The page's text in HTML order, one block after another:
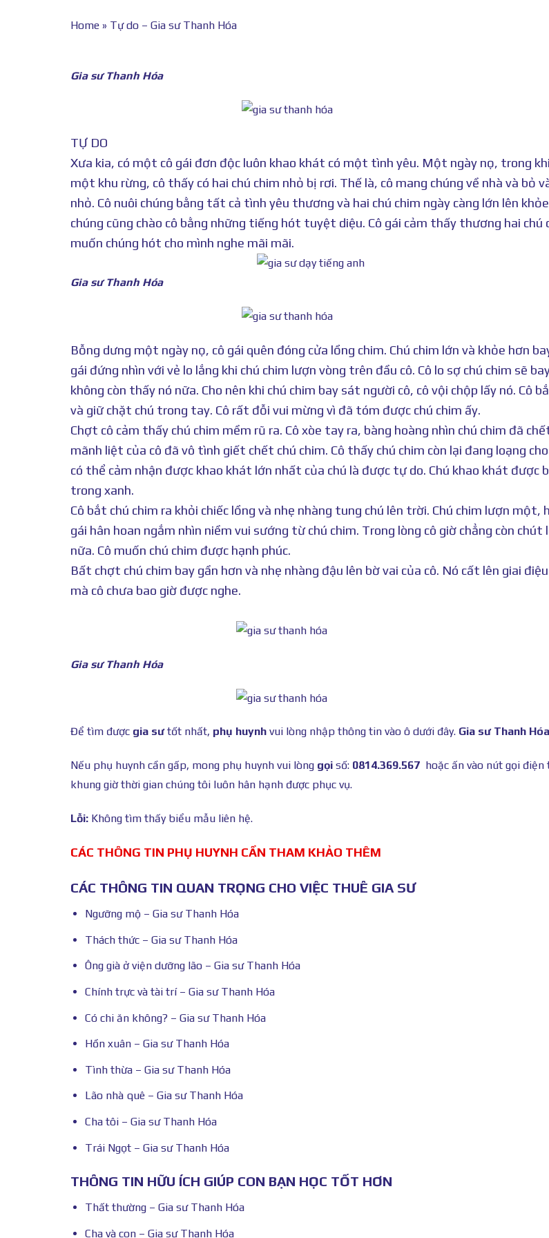
Home » Tự do – Gia sư Thanh Hóa
Gia sư Thanh Hóa
TỰ DO
Xưa kia, có một cô gái đơn độc luôn khao khát có một tình yêu. Một ngày nọ, trong
một khu rừng, cô thấy có hai chú chim nhỏ bị rơi. Thế là, cô mang chúng về nhà và bỏ
nhỏ. Cô nuôi chúng bằng tất cả tình yêu thương và hai chú chim ngày càng lớn lên
chúng cũng chào cô bằng những tiếng hót tuyệt diệu. Cô gái cảm thấy thương hai chú
muốn chúng hót cho mình nghe mãi mãi.
Gia sư Thanh Hóa
Bỗng dưng một ngày nọ, cô gái quên đóng cửa lồng chim. Chú chim lớn và khỏe hơn
gái đứng nhìn với vẻ lo lắng khi chú chim lượn vòng trên đầu cô. Cô lo sợ chú chim sẽ
không còn thấy nó nữa. Cho nên khi chú chim bay sát người cô, cô vội chộp lấy nó. Cô
và giữ chặt chú trong tay. Cô rất đỗi vui mừng vì đã tóm được chú chim ấy.
Chợt cô cảm thấy chú chim mềm rũ ra. Cô xòe tay ra, bàng hoàng nhìn chú chim đã
mãnh liệt của cô đã vô tình giết chết chú chim. Cô thấy chú chim còn lại đang loạng
có thể cảm nhận được khao khát lớn nhất của chú là được tự do. Chú khao khát được
trong xanh.
Cô bắt chú chim ra khỏi chiếc lồng và nhẹ nhàng tung chú lên trời. Chú chim lượn một,
gái hân hoan ngắm nhìn niềm vui sướng từ chú chim. Trong lòng cô giờ chẳng còn chút
nữa. Cô muốn chú chim được hạnh phúc.
Bất chợt chú chim bay gần hơn và nhẹ nhàng đậu lên bờ vai của cô. Nó cất lên giai
mà cô chưa bao giờ được nghe.
Gia sư Thanh Hóa
Để tìm được gia sưtốt nhất, phụ huynh vui lòng nhập thông tin vào ô dưới đây. Gia sư Thanh Hóa
Nếu phụ huynh cần gấp, mong phụ huynh vui lòng gọi số: 0814.369.567 hoặc ấn vào nút gọi
khung giờ thời gian chúng tôi luôn hân hạnh được phục vụ.
Lỗi: Không tìm thấy biểu mẫu liên hệ.
CÁC THÔNG TIN PHỤ HUYNH CẦN THAM KHẢO THÊM
CÁC THÔNG TIN QUAN TRỌNG CHO VIỆC THUÊ GIA SƯ
Ngưỡng mộ – Gia sư Thanh Hóa
Thách thức – Gia sư Thanh Hóa
Ông già ở viện dưỡng lão – Gia sư Thanh Hóa
Chính trực và tài trí – Gia sư Thanh Hóa
Có chi ăn không? – Gia sư Thanh Hóa
Hồn xuân – Gia sư Thanh Hóa
Tình thừa – Gia sư Thanh Hóa
Lão nhà quê – Gia sư Thanh Hóa
Cha tôi – Gia sư Thanh Hóa
Trái Ngọt – Gia sư Thanh Hóa
THÔNG TIN HỮU ÍCH GIÚP CON BẠN HỌC TỐT HƠN
Thất thường – Gia sư Thanh Hóa
Cha và con – Gia sư Thanh Hóa